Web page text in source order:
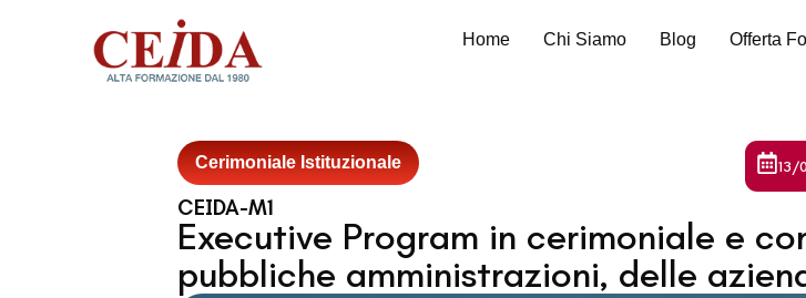
Home Chi Siamo Blog Offerta
Cerimoniale Istituzionale 13/
CEIDA-M1
Executive Program in cerimoniale e
pubbliche amministrazioni, delle